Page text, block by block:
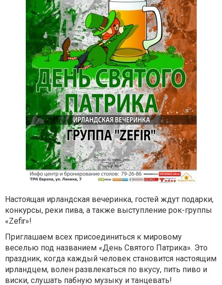
Настоящая ирландская вечеринка, гостей ждут подарки,
конкурсы, реки пива, а также выступление рок-группы
«Zefir»!
Приглашаем всех присоединиться к мировому
веселью под названием «День Святого Патрика». Это
праздник, когда каждый человек становится настоящим
ирландцем, волен развлекаться по вкусу, пить пиво и
виски, слушать пабную музыку и танцевать!